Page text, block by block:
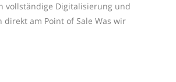
vollständige Digitalisierung und
am Point of Sale Was wir